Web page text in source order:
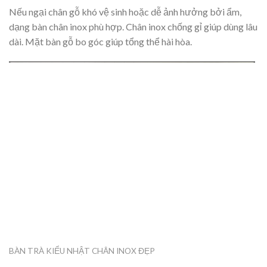
Nếu ngại chân gỗ khó vệ sinh hoặc dễ ảnh hưởng bởi ẩm,
dạng bàn chân inox phù hợp. Chân inox chống gỉ giúp dùng lâu
dài. Mặt bàn gỗ bo góc giúp tổng thể hài hòa.
BÀN TRÀ KIỂU NHẬT CHÂN INOX ĐẸP